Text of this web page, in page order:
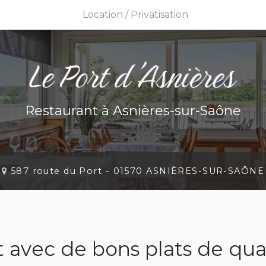
Location / Privatisation
Restaurantà Asnières-sur-Saône
587 route du Port - 01570 ASNIÈRES-SUR-SAÔNE
avec de bons plats de